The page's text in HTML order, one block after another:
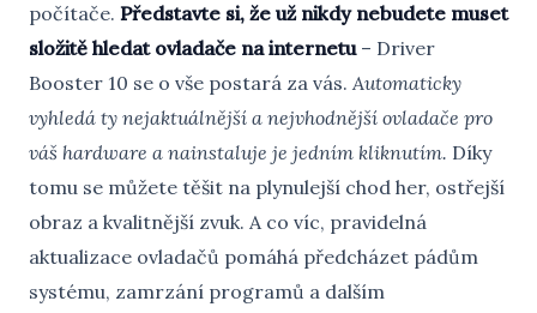
počítače. Představte si, že už nikdy nebudete muset
složitě hledat ovladače na internetu– Driver
Booster 10 se o vše postará za vás.Automaticky
vyhledá ty nejaktuálnější a nejvhodnější ovladače pro
váš hardware a nainstaluje je jedním kliknutím. Díky
tomu se můžete těšit na plynulejší chod her, ostřejší
obraz a kvalitnější zvuk. A co víc, pravidelná
aktualizace ovladačů pomáhá předcházet pádům
systému, zamrzání programů a dalším